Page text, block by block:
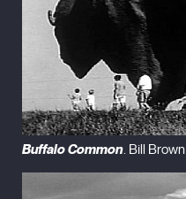
Buffalo Common. Bill Brown